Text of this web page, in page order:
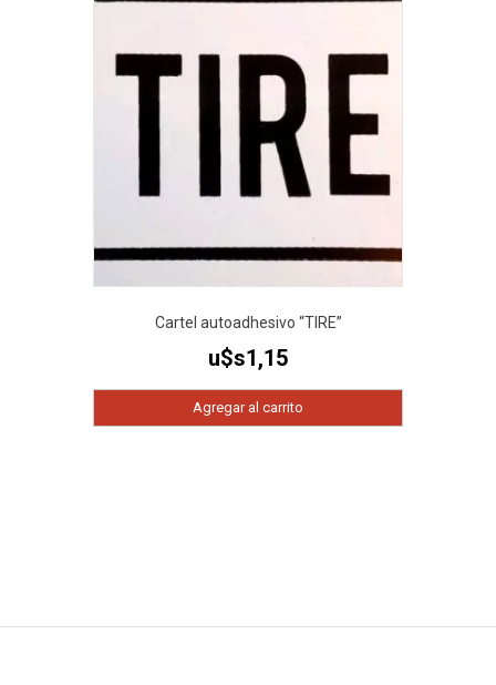
Cartel autoadhesivo “TIRE”
u$s1,15
Agregar al carrito